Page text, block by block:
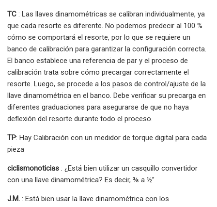
TC : Las llaves dinamométricas se calibran individualmente, ya
que cada resorte es diferente. No podemos predecir al 100 %
cómo se comportará el resorte, por lo que se requiere un
banco de calibración para garantizar la configuración correcta.
El banco establece una referencia de par y el proceso de
calibración trata sobre cómo precargar correctamente el
resorte. Luego, se procede a los pasos de control/ajuste de la
llave dinamométrica en el banco. Debe verificar su precarga en
diferentes graduaciones para asegurarse de que no haya
deflexión del resorte durante todo el proceso.
TP: Hay Calibración con un medidor de torque digital para cada
pieza
ciclismonoticias : ¿Está bien utilizar un casquillo convertidor
con una llave dinamométrica? Es decir, ⅜ a ½”
J.M. : Está bien usar la llave dinamométrica con los